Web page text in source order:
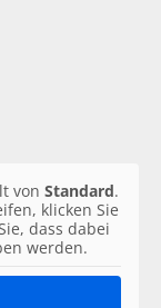
von Standard.
klicken Sie
dass dabei
werden.